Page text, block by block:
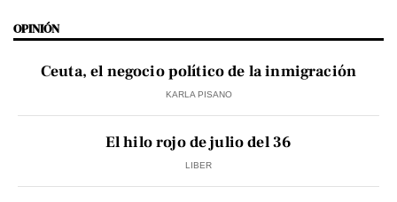
OPINIÓN
Ceuta, el negocio político de la inmigración
KARLA PISANO
El hilo rojo de julio del 36
LIBER